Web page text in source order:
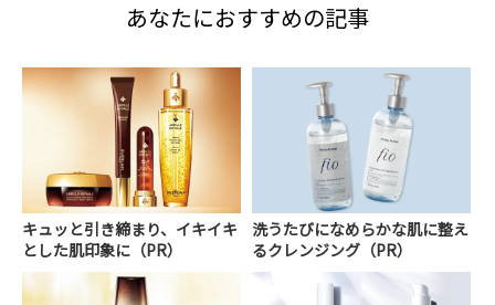
あなたにおすすめの記事
キュッと引き締まり、イキイキ
とした肌印象に（PR）
洗うたびになめらかな肌に整え
るクレンジング（PR）